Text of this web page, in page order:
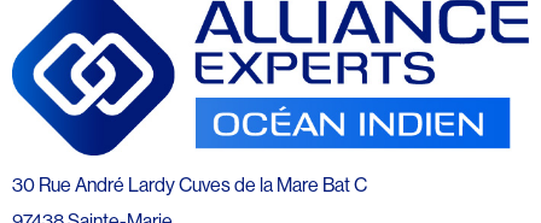
30 Rue André Lardy Cuves de la Mare Bat C